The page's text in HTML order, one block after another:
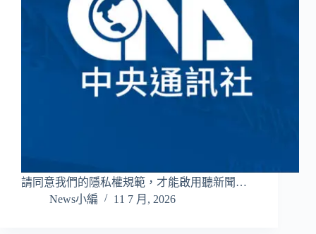
請同意我們的隱私權規範，才能啟用聽新聞…
News小編
11 7 月, 2026